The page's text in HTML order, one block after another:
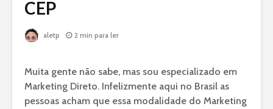
CEP
aletp 2 min para ler
Muita gente não sabe, mas sou especializado em
Marketing Direto. Infelizmente aqui no Brasil as
pessoas acham que essa modalidade do Marketing